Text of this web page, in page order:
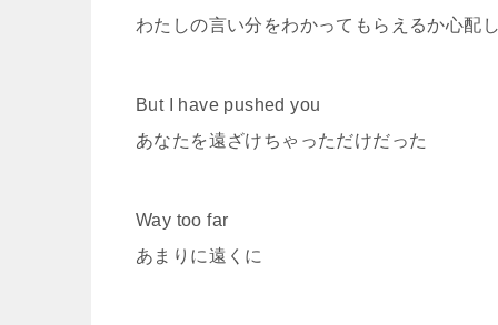
わたしの言い分をわかってもらえるか心配
But I have pushed you
あなたを遠ざけちゃっただけだった
Way too far
あまりに遠くに